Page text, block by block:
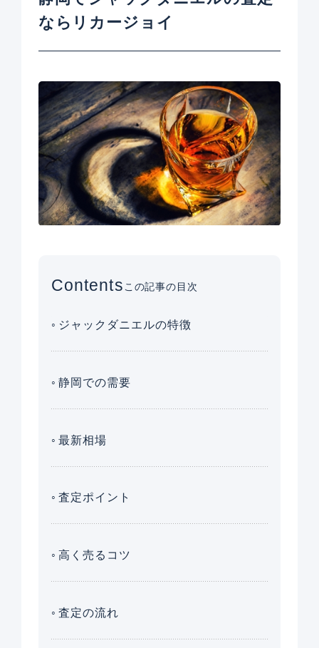
ならリカージョイ
Contentsこの記事の目次
ジャックダニエルの特徴
静岡での需要
最新相場
査定ポイント
高く売るコツ
査定の流れ